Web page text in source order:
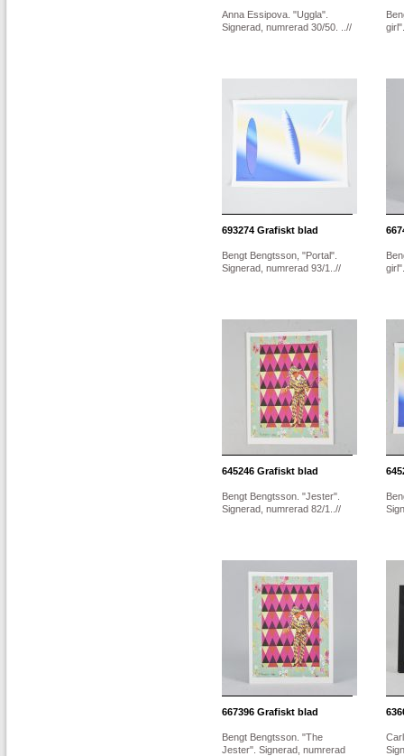
Anna Essipova. "Uggla".
Signerad, numrerad 30/50. ..//
693274 Grafiskt blad
Bengt Bengtsson, "Portal".
Signerad, numrerad 93/1..//
645246 Grafiskt blad
Bengt Bengtsson. "Jester".
Signerad, numrerad 82/1..//
667396 Grafiskt blad
Bengt Bengtsson. "The
Jester". Signerad, numrerad